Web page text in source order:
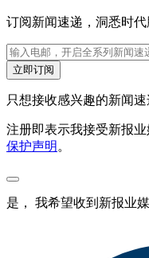
订阅新闻速递，洞悉时代
立即订阅
只想接收感兴趣的新闻速
注册即表示我接受新报
保护声明 。
是， 我希望收到新报业